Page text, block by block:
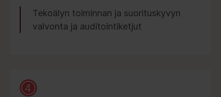
Tekoälyn toiminnan ja suorituskyvyn
valvonta ja auditointiketjut